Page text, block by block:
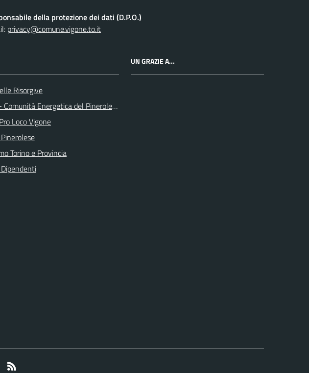
della protezione dei dati (D.P.O.)
privacy@comune.vigone.to.it
Pinerolo
Risorgive
Comunità Energetica del Pinerolese
Loco Vigone
Torino e Provincia
UN GRAZIE A...
Telegram